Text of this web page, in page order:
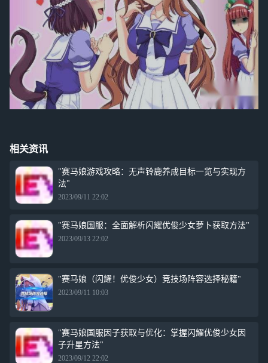
相关资讯
"赛马娘游戏攻略：无声铃鹿养成目标一览与实现方
法"
2023/09/11 22:02
"赛马娘国服：全面解析闪耀优俊少女萝卜获取方法"
2023/09/13 22:02
"赛马娘（闪耀！优俊少女）竞技场阵容选择秘籍"
2023/09/11 10:03
"赛马娘国服因子获取与优化：掌握闪耀优俊少女因
子升星方法"
2023/09/12 22:02